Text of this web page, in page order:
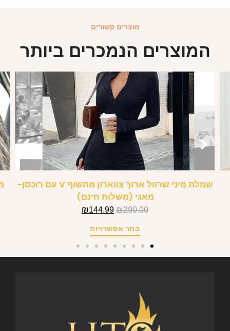
מוצרים קשורים
המוצרים הנמכרים ביותר
שמלת מיני שרוול ארוך צווארון מחשוף V עם רוכסן-
מאגי (משלוח חינם)
₪290.00
₪144.99
בחר אפשרויות